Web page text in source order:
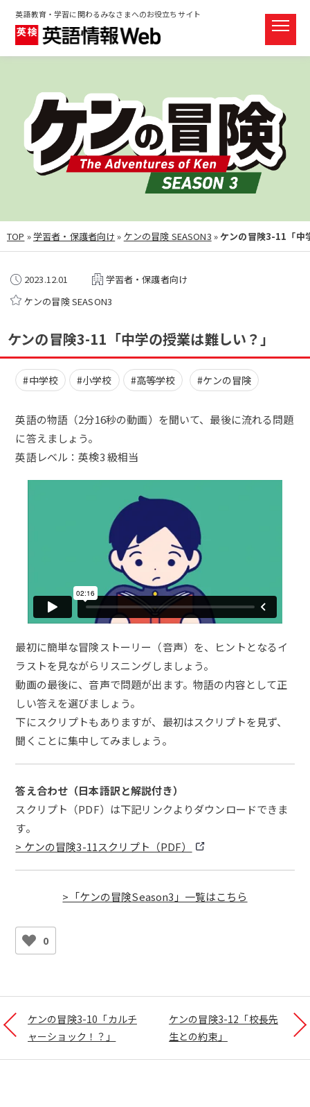
英語教育・学習に関わるみなさまへのお役立ちサイト
TOP »学習者・保護者向け » ケンの冒険 SEASON3 »ケンの冒険3-11「中
2023.12.01
学習者・保護者向け
ケンの冒険 SEASON3
ケンの冒険3-11「中学の授業は難しい？」
#中学校 #小学校 #高等学校 #ケンの冒険
英語の物語（2分16秒の動画）を聞いて、最後に流れる問題
に答えましょう。
英語レベル：英検3 級相当
最初に簡単な冒険ストーリー（音声）を、ヒントとなるイ
ラストを見ながらリスニングしましょう。
動画の最後に、音声で問題が出ます。物語の内容として正
しい答えを選びましょう。
下にスクリプトもありますが、最初はスクリプトを見ず、
聞くことに集中してみましょう。
答え合わせ（日本語訳と解説付き）
スクリプト（PDF）は下記リンクよりダウンロードできま
す。
> ケンの冒険3-11スクリプト（PDF）
>「ケンの冒険Season3」一覧はこちら
0
ケンの冒険3-10「カルチ
ャーショック！？」
ケンの冒険3-12「校長先
生との約束」